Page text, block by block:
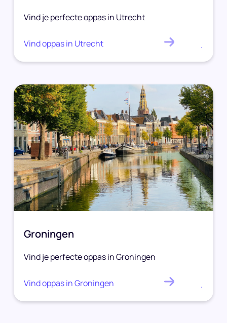
Vind je perfecte oppas in Utrecht
Vind oppas in Utrecht .
Groningen
Vind je perfecte oppas in Groningen
Vind oppas in Groningen .